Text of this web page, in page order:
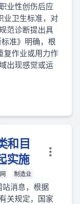
业性创伤后应
业卫生标准，对
范诊断提出具
准》明确，根
复作业或用力作
出现感觉或运
和目
实施
制造业
站消息，根据
关规定，国家